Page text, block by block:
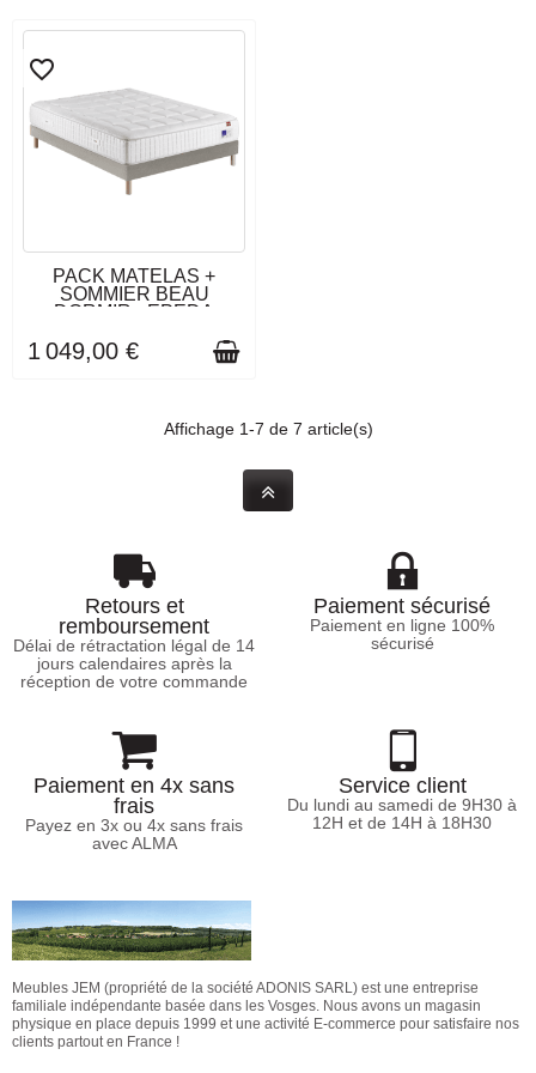
EN STOCK
favorite_border
PACK MATELAS +
SOMMIER BEAU
DORMIR - EPEDA
1 049,00 €
Affichage 1-7 de 7 article(s)
Retours et
remboursement
Délai de rétractation légal de 14
jours calendaires après la
réception de votre commande
Paiement sécurisé
Paiement en ligne 100%
sécurisé
Paiement en 4x sans
frais
Payez en 3x ou 4x sans frais
avec ALMA
Service client
Du lundi au samedi de 9H30 à
12H et de 14H à 18H30
Meubles JEM (propriété de la société ADONIS SARL) est une entreprise
familiale indépendante basée dans les Vosges. Nous avons un magasin
physique en place depuis 1999 et une activité E-commerce pour satisfaire nos
clients partout en France !